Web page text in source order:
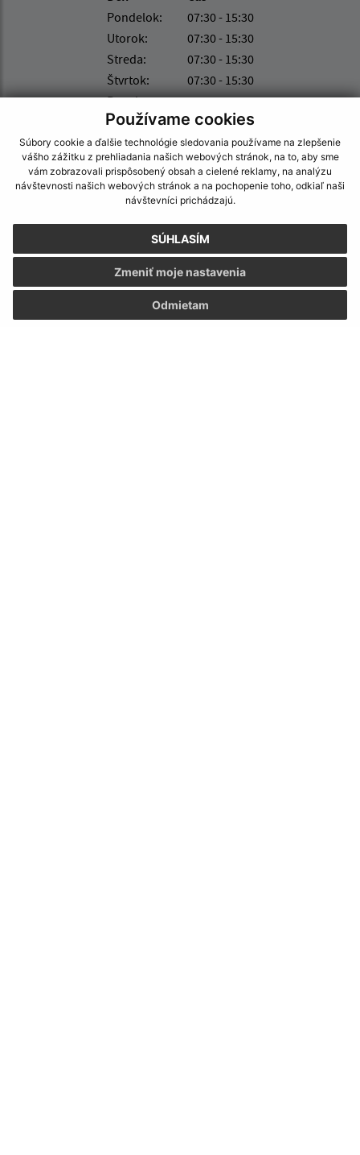
Používame cookies
Súbory cookie a ďalšie technológie sledovania používame na zlepšenie
vášho zážitku z prehliadania našich webových stránok, na to, aby sme
vám zobrazovali prispôsobený obsah a cielené reklamy, na analýzu
návštevnosti našich webových stránok a na pochopenie toho, odkiaľ naši
návštevníci prichádzajú.
SÚHLASÍM
Odmietam
Zmeniť moje nastavenia
Pondelok:
07:30 - 15:30
Utorok:
07:30 - 15:30
Streda:
07:30 - 15:30
Štvrtok:
07:30 - 15:30
Piatok:
07:30 - 15:30
Obedňajšia prestávka:12:00 - 13:00
Kontakt:
Hrubov 97
067 23 Baškovce
podatelna@hrubov.sk
+421 57 77 95 228